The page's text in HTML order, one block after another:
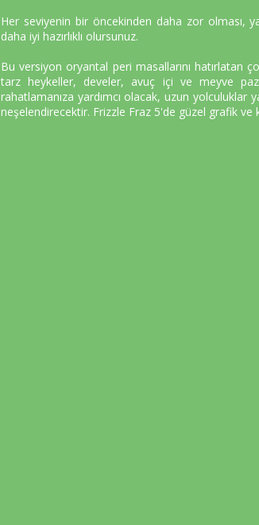
Her seviyenin bir öncekinden daha zor olması,
daha iyi hazırlıklı olursunuz.
Bu versiyon oryantal peri masallarını hatırlatan
tarz heykeller, develer, avuç içi ve meyve
rahatlamanıza yardımcı olacak, uzun yolculuklar
neşelendirecektir. Frizzle Fraz 5'de güzel grafik ve